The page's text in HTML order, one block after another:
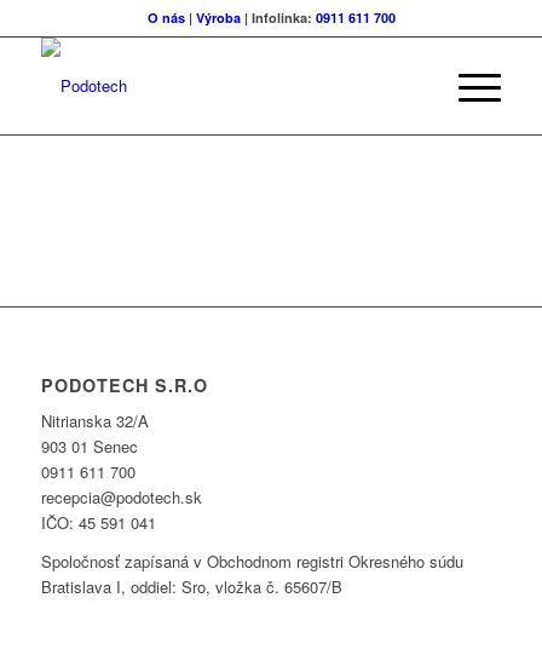
O nás |Výroba | Infolinka:0911 611 700
PODOTECH S.R.O
Nitrianska 32/A
903 01 Senec
0911 611 700
recepcia@podotech.sk
IČO: 45 591 041
Spoločnosť zapísaná v Obchodnom registri Okresného súdu
Bratislava I, oddiel: Sro, vložka č. 65607/B